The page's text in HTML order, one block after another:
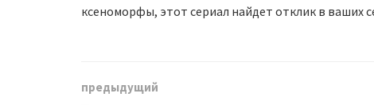
ксеноморфы, этот сериал найдет отклик в ваших
предыдущий